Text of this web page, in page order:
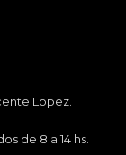
Lopez.
de 8 a 14 hs.